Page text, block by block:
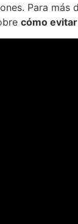
Para más
cómo